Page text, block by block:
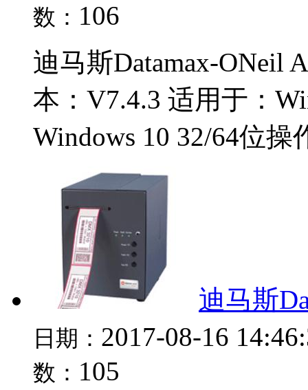
数： 106
迪马斯Datamax-ONeil
本：V7.4.3 适用于：
Windows 10 32/64位操
迪马斯
日期： 2017-08-16
数： 105